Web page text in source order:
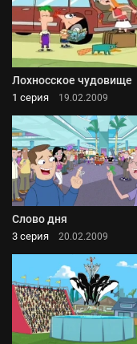
Лохносское чудовище
1 серия 19.02.2009
Слово дня
3 серия 20.02.2009